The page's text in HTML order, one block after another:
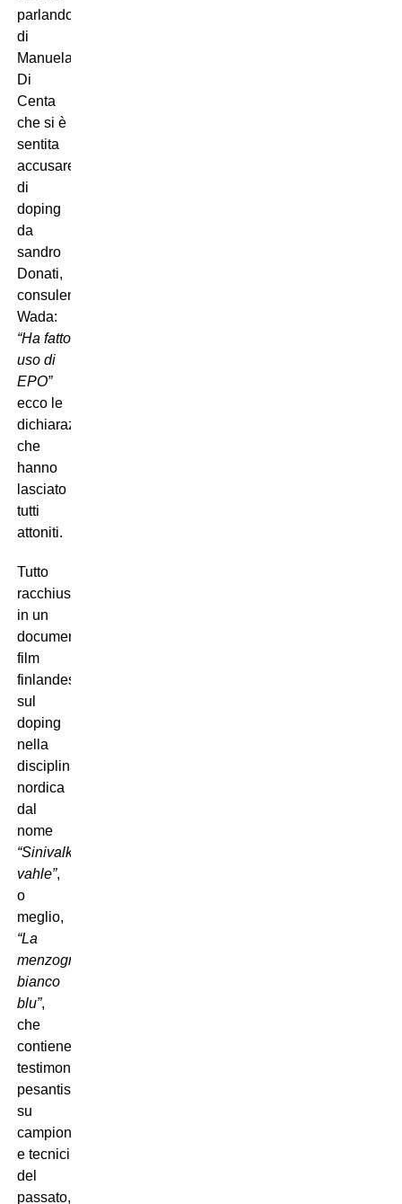
parlando
di
Manuela
Di
Centa
che si è
sentita
accusare
di
doping
da
sandro
Donati,
consulente
Wada:
“Ha fatto
uso di
EPO”
ecco le
dichiarazioni
che
hanno
lasciato
tutti
attoniti.
Tutto
racchiuso
in un
documentario-
film
finlandese
sul
doping
nella
disciplina
nordica
dal
nome
“Sinivalkoinen
vahle”,
o
meglio,
“La
menzogna
bianco
blu”,
che
contiene
testimonianze
pesantissime
su
campioni
e tecnici
del
passato,